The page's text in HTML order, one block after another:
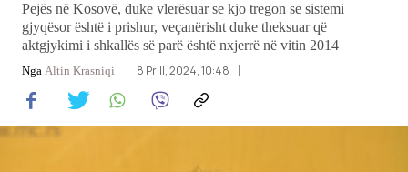
Art Jete
Kulturë
Showbiz
Pejës në Kosovë, duke vlerësuar se kjo tregon se sistemi
gjyqësor është i prishur, veçanërisht duke theksuar që
aktgjykimi i shkallës së parë është nxjerrë në vitin 2014
Nga Altin Krasniqi 8 Prill, 2024, 10:48